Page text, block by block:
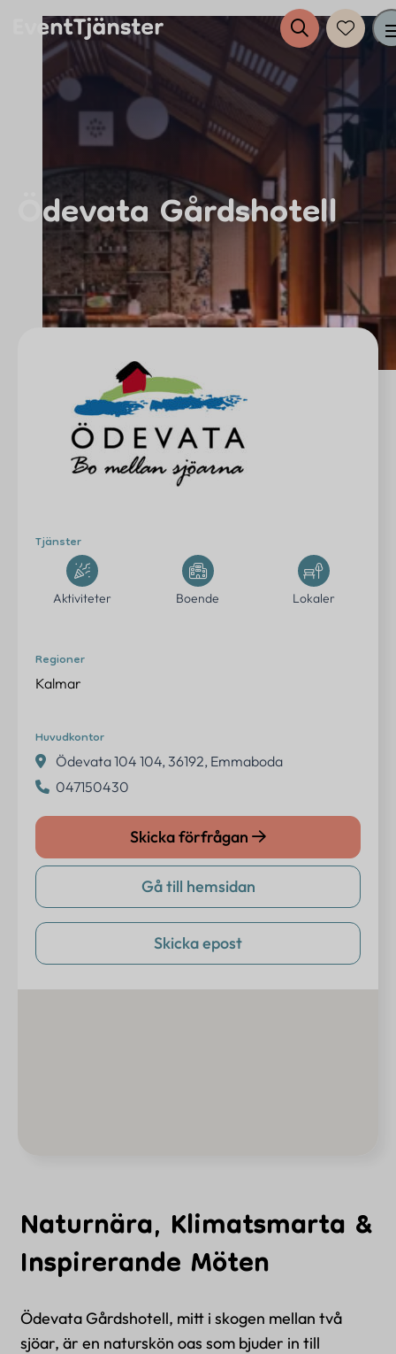
Tjänster
Eventplanering
Anslut dig till EventTjänster
Inspiration
Erbjudanden
Om oss
FAQ
Logga in
Kontakta oss
Adress
Sverige
Ödevata Gårdshotell
Tjänster
Aktiviteter Boende Lokaler
Regioner
Kalmar
Huvudkontor
Ödevata 104 104, 36192, Emmaboda
047150430
Skicka förfrågan
Gå till hemsidan
Skicka epost
Naturnära, Klimatsmarta &
Inspirerande Möten
Ödevata Gårdshotell, mitt i skogen mellan två
sjöar, är en naturskön oas som bjuder in till